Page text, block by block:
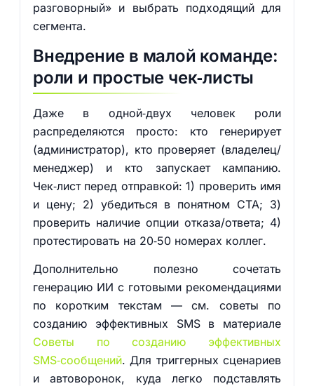
разговорный» и выбрать подходящий для
сегмента.
Внедрение в малой команде:
роли и простые чек‑листы
Даже в одной‑двух человек роли
распределяются просто: кто генерирует
(администратор), кто проверяет (владелец/
менеджер) и кто запускает кампанию.
Чек‑лист перед отправкой: 1) проверить имя
и цену; 2) убедиться в понятном CTA; 3)
проверить наличие опции отказа/ответа; 4)
протестировать на 20‑50 номерах коллег.
Дополнительно полезно сочетать
генерацию ИИ с готовыми рекомендациями
по коротким текстам — см. советы по
созданию эффективных SMS в материале
Советы по созданию эффективных
SMS‑сообщений. Для триггерных сценариев
и автоворонок, куда легко подставлять